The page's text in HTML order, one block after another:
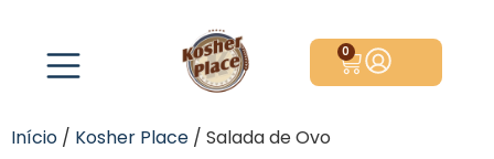
0
Início / Kosher Place / Salada de Ovo